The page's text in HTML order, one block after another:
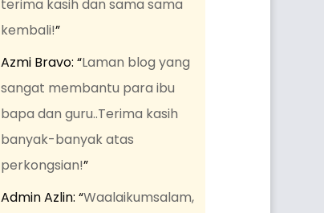
terima kasih dan sama sama
kembali!”
Azmi Bravo: “Laman blog yang
sangat membantu para ibu
bapa dan guru..Terima kasih
banyak-banyak atas
perkongsian!”
Admin Azlin: “Waalaikumsalam,